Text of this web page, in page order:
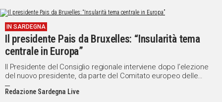
IN SARDEGNA
Il presidente Pais da Bruxelles: “Insularità tema
centrale in Europa”
Il Presidente del Consiglio regionale interviene dopo l’elezione
del nuovo presidente, da parte del Comitato europeo delle
Regioni, dell'ex Governatore delle Azzorre, Vasco Cordeiro
Redazione Sardegna Live